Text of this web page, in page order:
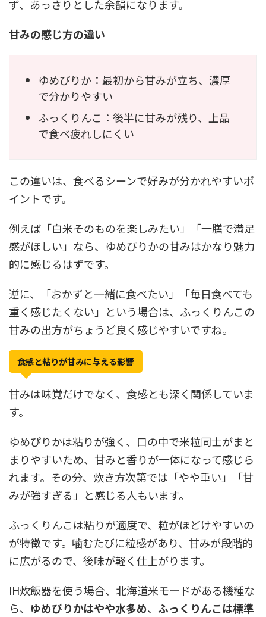
ず、あっさりとした余韻になります。
甘みの感じ方の違い
ゆめぴりか：最初から甘みが立ち、濃厚
で分かりやすい
ふっくりんこ：後半に甘みが残り、上品
で食べ疲れしにくい
この違いは、食べるシーンで好みが分かれやすいポ
イントです。
例えば「白米そのものを楽しみたい」「一膳で満足
感がほしい」なら、ゆめぴりかの甘みはかなり魅力
的に感じるはずです。
逆に、「おかずと一緒に食べたい」「毎日食べても
重く感じたくない」という場合は、ふっくりんこの
甘みの出方がちょうど良く感じやすいですね。
食感と粘りが甘みに与える影響
甘みは味覚だけでなく、食感とも深く関係していま
す。
ゆめぴりかは粘りが強く、口の中で米粒同士がまと
まりやすいため、甘みと香りが一体になって感じら
れます。その分、炊き方次第では「やや重い」「甘
みが強すぎる」と感じる人もいます。
ふっくりんこは粘りが適度で、粒がほどけやすいの
が特徴です。噛むたびに粒感があり、甘みが段階的
に広がるので、後味が軽く仕上がります。
IH炊飯器を使う場合、北海道米モードがある機種な
ら、 ゆめぴりかはやや水多め、 ふっくりんこは標準